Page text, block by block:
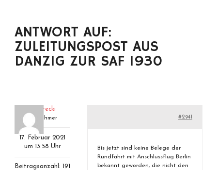
ANTWORT AUF:
ZULEITUNGSPOST AUS
DANZIG ZUR SAF 1930
eckenerecki
Teilnehmer
17. Februar 2021
um 13:58 Uhr
Beitragsanzahl: 191
#2941
Bis jetzt sind keine Belege der
Rundfahrt mit Anschlussflug Berlin
bekannt geworden, die nicht den